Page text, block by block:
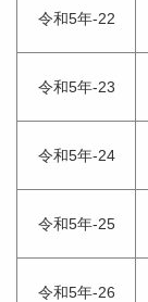
令和5年-22
令和5年-23
令和5年-24
令和5年-25
令和5年-26